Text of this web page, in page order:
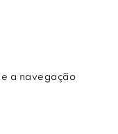
a navegação